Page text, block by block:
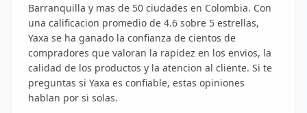
Barranquilla y mas de 50 ciudades en Colombia. Con
una calificacion promedio de 4.6 sobre 5 estrellas,
Yaxa se ha ganado la confianza de cientos de
compradores que valoran la rapidez en los envios, la
calidad de los productos y la atencion al cliente. Si te
preguntas si Yaxa es confiable, estas opiniones
hablan por si solas.